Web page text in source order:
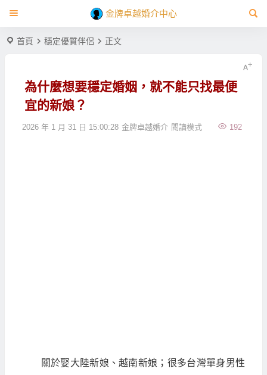
金牌卓越婚介中心
首頁 穩定優質伴侶 正文
為什麼想要穩定婚姻，就不能只找最便
宜的新娘？
2026 年 1 月 31 日 15:00:28 金牌卓越婚介 192
閱讀模式
關於娶大陸新娘、越南新娘；很多台灣單身男性